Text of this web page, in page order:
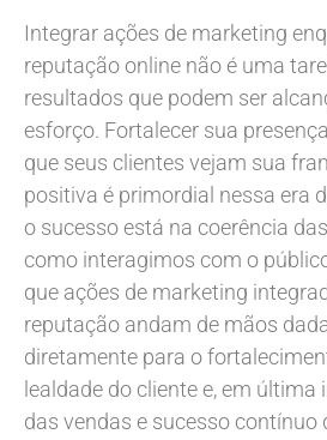
Integrar ações de marketing
reputação online não é uma
resultados que podem ser
esforço. Fortalecer sua
que seus clientes vejam sua
positiva é primordial nessa era
o sucesso está na coerência
como interagimos com o
que ações de marketing
reputação andam de mãos
diretamente para o
lealdade do cliente e, em
das vendas e sucesso contínuo